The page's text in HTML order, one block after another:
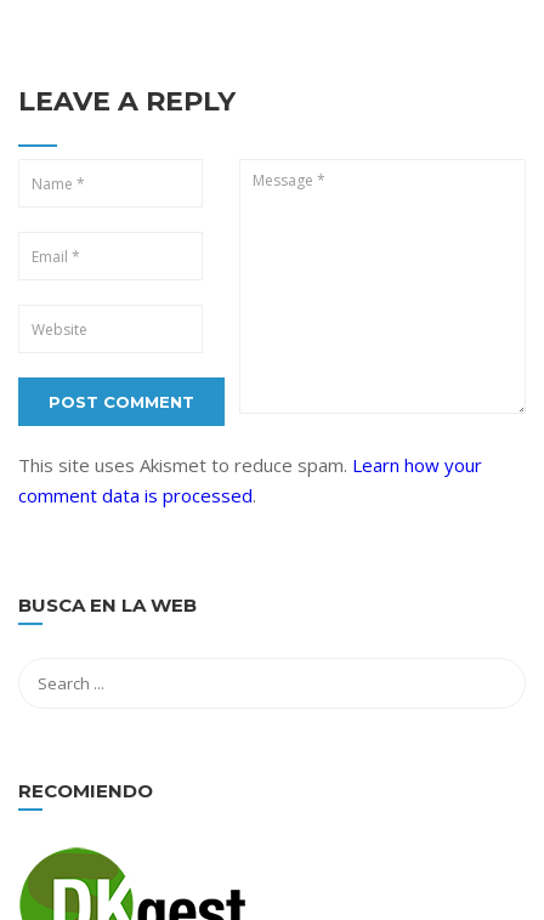
LEAVE A REPLY
This site uses Akismet to reduce spam. Learn how your
comment data is processed.
BUSCA EN LA WEB
RECOMIENDO